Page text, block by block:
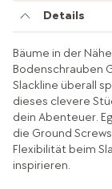
Details
Bäume in der
Bodenschrauben
Slackline überall
dieses clevere
dein Abenteuer.
die Ground
Flexibilität beim
inspirieren.